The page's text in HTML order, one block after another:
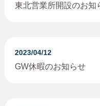
東北営業所開設のお知
2023/04/12
GW休暇のお知らせ